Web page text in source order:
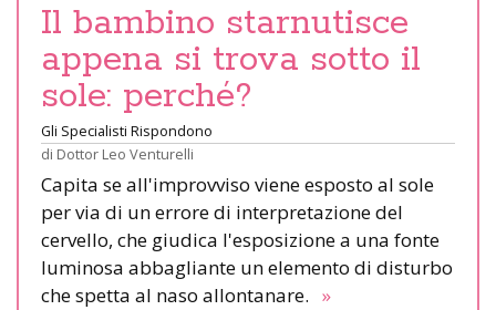
Il bambino starnutisce
appena si trova sotto il
sole: perché?
Gli Specialisti Rispondono
di Dottor Leo Venturelli
Capita se all'improvviso viene esposto al sole
per via di un errore di interpretazione del
cervello, che giudica l'esposizione a una fonte
luminosa abbagliante un elemento di disturbo
che spetta al naso allontanare. »